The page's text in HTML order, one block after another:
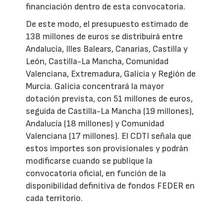
financiación dentro de esta convocatoria.
De este modo, el presupuesto estimado de
138 millones de euros se distribuirá entre
Andalucía, Illes Balears, Canarias, Castilla y
León, Castilla-La Mancha, Comunidad
Valenciana, Extremadura, Galicia y Región de
Murcia. Galicia concentrará la mayor
dotación prevista, con 51 millones de euros,
seguida de Castilla-La Mancha (19 millones),
Andalucía (18 millones) y Comunidad
Valenciana (17 millones). El CDTI señala que
estos importes son provisionales y podrán
modificarse cuando se publique la
convocatoria oficial, en función de la
disponibilidad definitiva de fondos FEDER en
cada territorio.